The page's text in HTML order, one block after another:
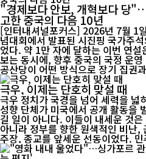
"경제보다 안보, 개혁보다 당
고한 중국의 다음 10년
[인터내셔널포커스] 2026년 7월 1
념대회에서 발표된 시진핑 국가주
었다. 약 1만 자에 달하는 이번 연
보는 동시에, 향후 중국의 국정 운
공산당이 어떤 방식으로 장기 집권
극우, 이제는 단호히 맞설 때
극우 정치가 국경을 넘어 세력을 넓
성향 단체가 미국에서 공개 활동을
길 일이 아니다. 이들이 내세운 것
아니라 정부를 향한 원색적인 비난,
주장, 종교를 앞세운 선동이었다.